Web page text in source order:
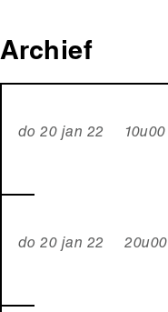
Archief
do 20 jan 22 10u00
do 20 jan 22 20u00